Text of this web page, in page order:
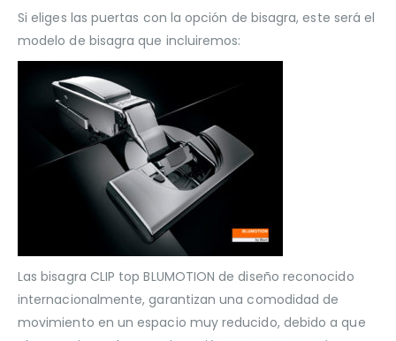
Si eliges las puertas con la opción de bisagra, este será el
modelo de bisagra que incluiremos:
Las bisagra CLIP top BLUMOTION de diseño reconocido
internacionalmente, garantizan una comodidad de
movimiento en un espacio muy reducido, debido a que